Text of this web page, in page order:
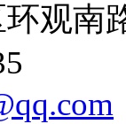
观南